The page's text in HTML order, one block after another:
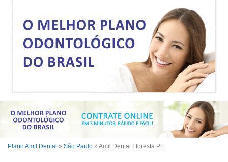
Plano Amil Dental » São Paulo » Amil Dental Floresta PE